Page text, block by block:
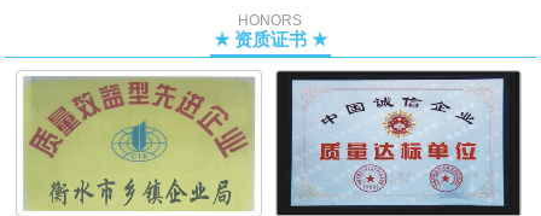
HONORS
★ 资质证书 ★